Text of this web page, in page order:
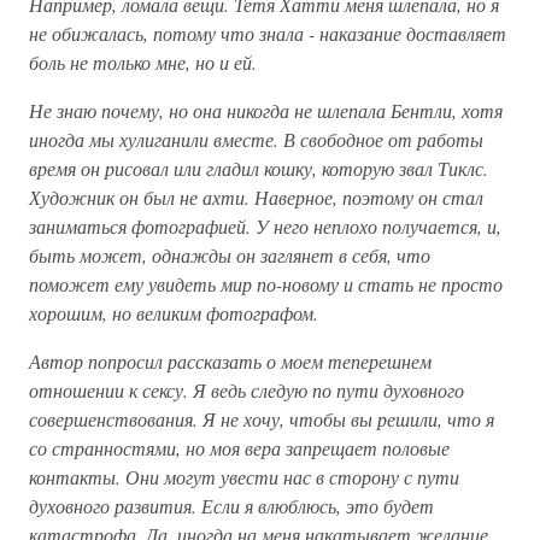
не обижалась, потому что знала - наказание доставляет
боль не только мне, но и ей.
Не знаю почему, но она никогда не шлепала Бентли, хотя
иногда мы хулиганили вместе. В свободное от работы
время он рисовал или гладил кошку, которую звал Тиклс.
Художник он был не ахти. Наверное, поэтому он стал
заниматься фотографией. У него неплохо получается, и,
быть может, однажды он заглянет в себя, что
поможет ему увидеть мир по-новому и стать не просто
хорошим, но великим фотографом.
Автор попросил рассказать о моем теперешнем
отношении к сексу. Я ведь следую по пути духовного
совершенствования. Я не хочу, чтобы вы решили, что я
со странностями, но моя вера запрещает половые
контакты. Они могут увести нас в сторону с пути
духовного развития. Если я влюблюсь, это будет
катастрофа. Да, иногда на меня накатывает желание,